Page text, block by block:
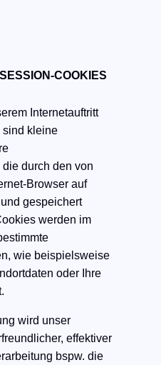
COOKIES
Internetauftritt
sind kleine
durch den von
Browser auf
gespeichert
werden im
wie beispielsweise
oder Ihre
wird unser
effektiver
bspw. die